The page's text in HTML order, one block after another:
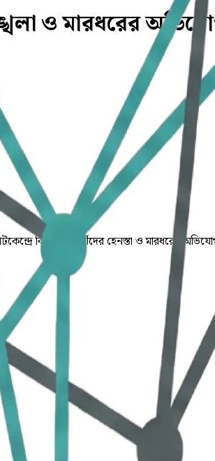
ও মারধরের
ভোটকেন্দ্রে বিশৃঙ্খলা, কর্মীদের হেনস্তা ও